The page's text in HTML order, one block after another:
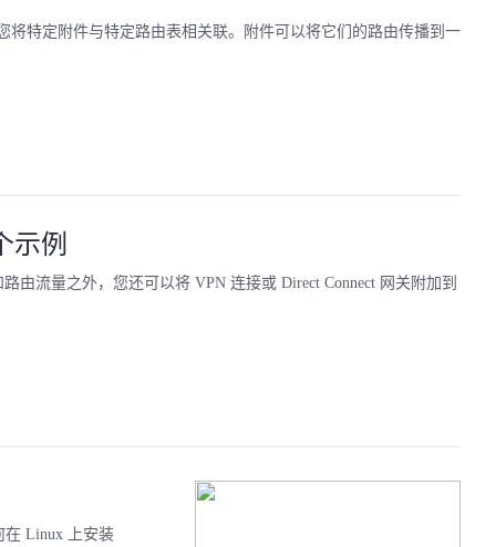
特定附件与特定路由表相关联。附件可以将它们的路由传播到一
示例
由流量之外，您还可以将 VPN 连接或 Direct Connect 网关附加到
在 Linux 上安装